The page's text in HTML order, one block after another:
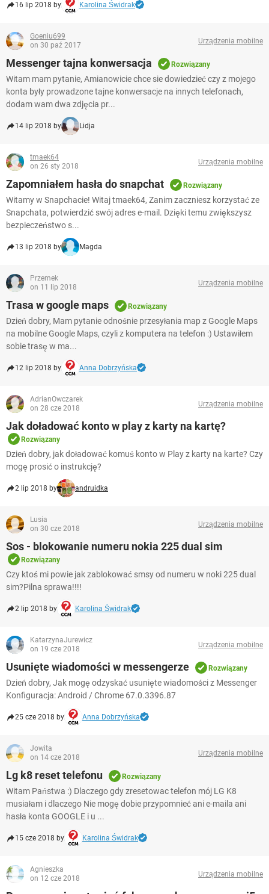
16 lip 2018 by Karolina Świdrak
Goeniu699
on 30 paź 2017
Urządzenia mobilne
Messenger tajna konwersacja Rozwiązany
Witam mam pytanie, Amianowicie chce sie dowiedzieć czy z mojego
konta były prowadzone tajne konwersacje na innych telefonach,
dodam wam dwa zdjęcia pr...
14 lip 2018 by Lidja
tmaek64
on 26 sty 2018
Urządzenia mobilne
Zapomniałem hasła do snapchat Rozwiązany
Witamy w Snapchacie! Witaj tmaek64, Zanim zaczniesz korzystać ze
Snapchata, potwierdzić swój adres e-mail. Dzięki temu zwiększysz
bezpieczeństwo s...
13 lip 2018 by Magda
Przemek
on 11 lip 2018
Urządzenia mobilne
Trasa w google maps Rozwiązany
Dzień dobry, Mam pytanie odnośnie przesyłania map z Google Maps
na mobilne Google Maps, czyli z komputera na telefon :) Ustawiłem
sobie trasę w ma...
12 lip 2018 by Anna Dobrzyńska
AdrianOwczarek
on 28 cze 2018
Urządzenia mobilne
Jak doładować konto w play z karty na kartę?
Rozwiązany
Dzień dobry, jak doładować komuś konto w Play z karty na karte? Czy
mogę prosić o instrukcję?
2 lip 2018 by andruidka
Lusia
on 30 cze 2018
Urządzenia mobilne
Sos - blokowanie numeru nokia 225 dual sim
Rozwiązany
Czy ktoś mi powie jak zablokować smsy od numeru w noki 225 dual
sim?Pilna sprawa!!!!
2 lip 2018 by Karolina Świdrak
KatarzynaJurewicz
on 19 cze 2018
Urządzenia mobilne
Usunięte wiadomości w messengerze Rozwiązany
Dzień dobry, Jak mogę odzyskać usunięte wiadomości z Messenger
Konfiguracja: Android / Chrome 67.0.3396.87
25 cze 2018 by Anna Dobrzyńska
Jowita
on 14 cze 2018
Urządzenia mobilne
Lg k8 reset telefonu Rozwiązany
Witam Państwa :) Dlaczego gdy zresetowac telefon mój LG K8
musiałam i dlaczego Nie mogę dobie przypomnieć ani e-maila ani
hasła konta GOOGLE i u ...
15 cze 2018 by Karolina Świdrak
Agnieszka
on 12 cze 2018
Urządzenia mobilne